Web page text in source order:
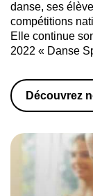
danse, ses
compétitions
Elle continue
2022 « Danse
Découvrez